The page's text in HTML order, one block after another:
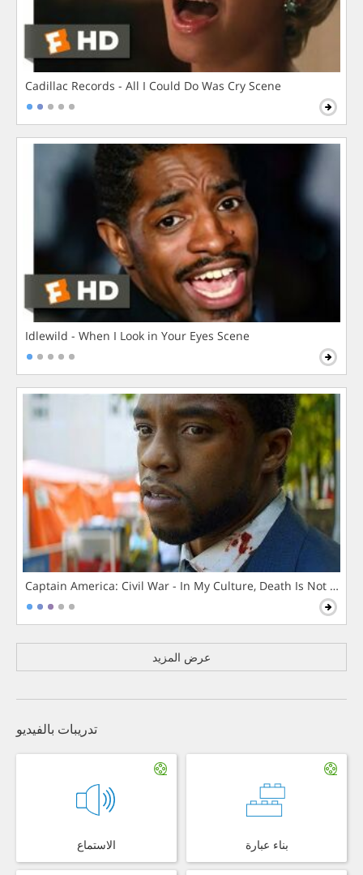
Cadillac Records - All I Could Do Was Cry Scene
Idlewild - When I Look in Your Eyes Scene
Captain America: Civil War - In My Culture, Death Is Not The
عرض المزيد
تدريبات بالفيديو
الاستماع بناء عبارة